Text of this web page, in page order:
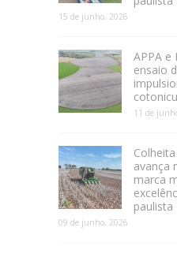
15 de junho, 2026
APPA e
ensaio
11 de
avança
marca
paulista
09 de junho, 2026